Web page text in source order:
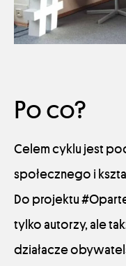
Po co?
Celem cyklu jest
społecznego i
Do projektu
tylko autorzy, ale
działacze